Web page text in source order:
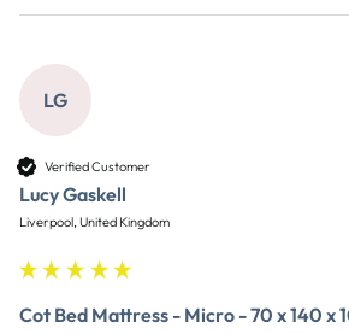
LG
Verified Customer
Lucy Gaskell
Liverpool, United Kingdom
Cot Bed Mattress - Micro - 70 x 140 x